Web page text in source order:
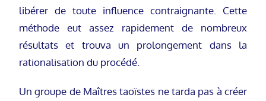
libérer de toute influence contraignante. Cette
méthode eut assez rapidement de nombreux
résultats et trouva un prolongement dans la
rationalisation du procédé.
Un groupe de Maîtres taoïstes ne tarda pas à créer